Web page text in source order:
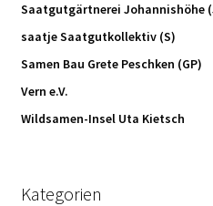
Saatgutgärtnerei Johannishöhe
saatje Saatgutkollektiv (S)
Samen Bau Grete Peschken (GP)
Vern e.V.
Wildsamen-Insel Uta Kietsch
Kategorien